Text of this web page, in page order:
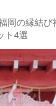
岡の縁結
ト4選